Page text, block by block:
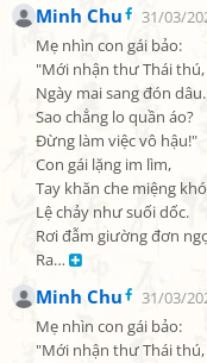
Minh Chu
31/03/
Mẹ nhìn con gái bảo:
"Mới nhận thư Thái thú,
Ngày mai sang đón dâu.
Sao chẳng lo quần áo?
Đừng làm việc vô hậu!"
Con gái lặng im lìm,
Tay khăn che miệng
Lệ chảy như suối dốc.
Rơi đẫm giường đơn
Ra…
Minh Chu
31/03/
Mẹ nhìn con gái bảo:
"Mới nhận thư Thái thú,